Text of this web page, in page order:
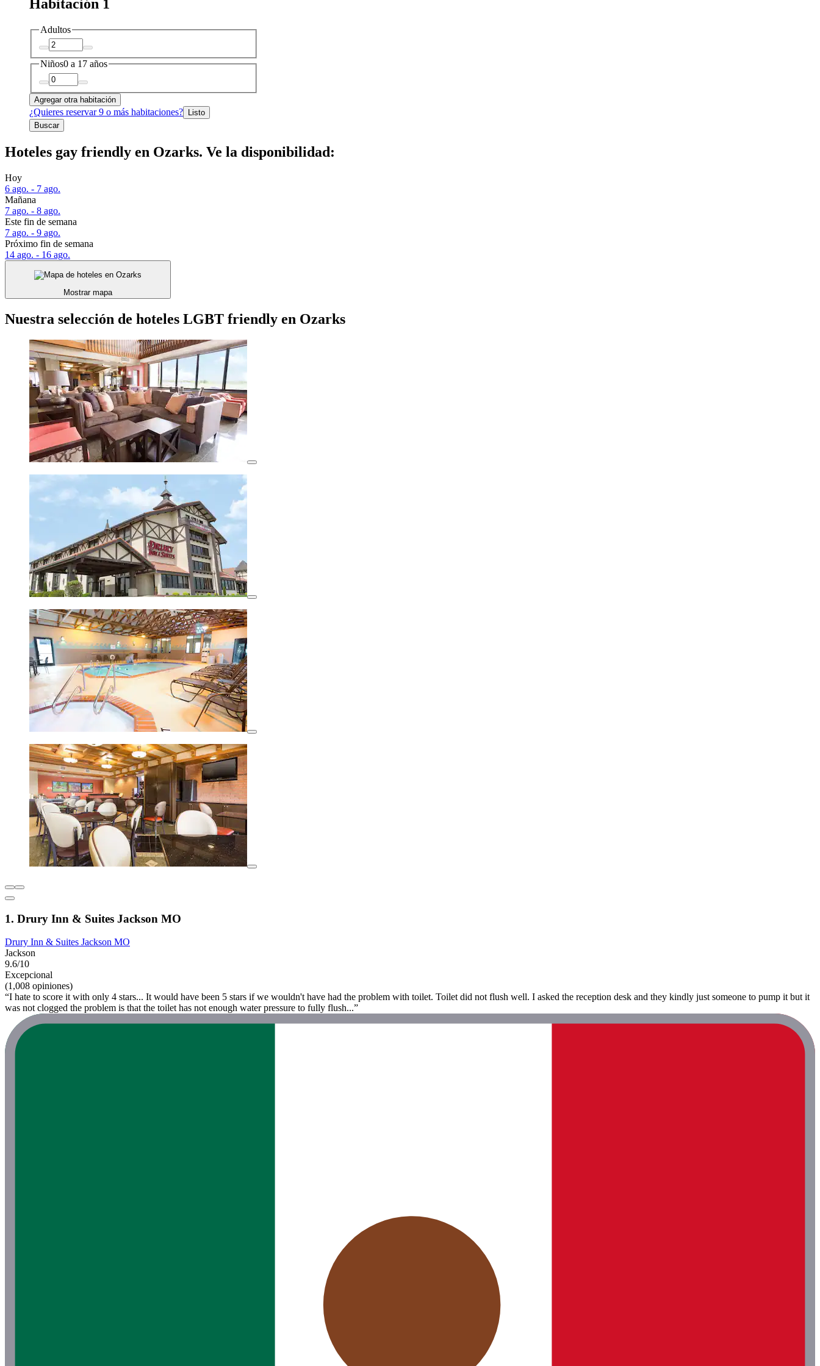
Habitación 1
Adultos
Niños0 a 17 años
Agregar otra habitación
¿Quieres reservar 9 o más habitaciones? Listo
Buscar
Hoteles gay friendly en Ozarks. Ve la disponibilidad:
Hoy
6 ago. - 7 ago.
Mañana
7 ago. - 8 ago.
Este fin de semana
7 ago. - 9 ago.
Próximo fin de semana
14 ago. - 16 ago.
Mostrar mapa
Nuestra selección de hoteles LGBT friendly en Ozarks
1. Drury Inn & Suites Jackson MO
Drury Inn & Suites Jackson MO
Jackson
9.6/10
Excepcional
(1,008 opiniones)
“I hate to score it with only 4 stars... It would have been 5 stars if we wouldn't have had the problem with toilet. Toilet did not flush well. I asked the reception desk and they kindly just someone to pump it but it
was not clogged the problem is that the toilet has not enough water pressure to fully flush...”